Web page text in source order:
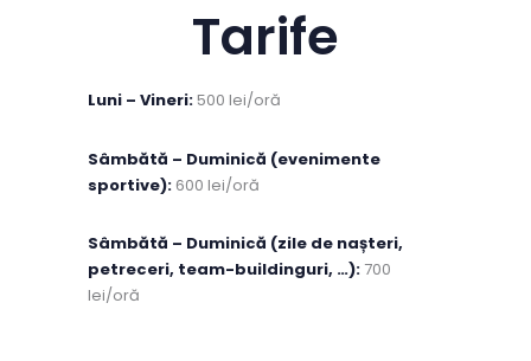
Tarife
Luni – Vineri: 500 lei/oră
Sâmbătă – Duminică (evenimente
sportive): 600 lei/oră
Sâmbătă – Duminică (zile de nașteri,
petreceri, team-buildinguri, …): 700
lei/oră